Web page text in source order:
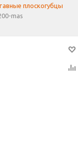
плоскогубцы
mas